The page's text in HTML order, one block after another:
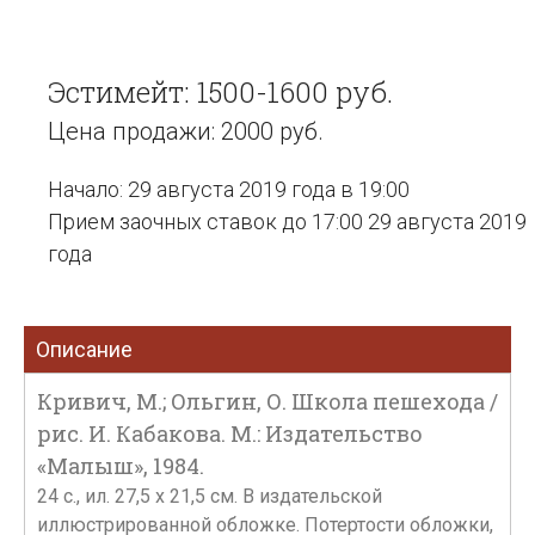
Эстимейт: 1500-1600 руб.
Цена продажи: 2000 руб.
Начало: 29 августа 2019 года в 19:00
Прием заочных ставок до 17:00 29 августа 2019
года
Описание
Кривич, М.; Ольгин, О. Школа пешехода /
рис. И. Кабакова. М.: Издательство
«Малыш», 1984.
24 с., ил. 27,5 х 21,5 см. В издательской
иллюстрированной обложке. Потертости обложки,